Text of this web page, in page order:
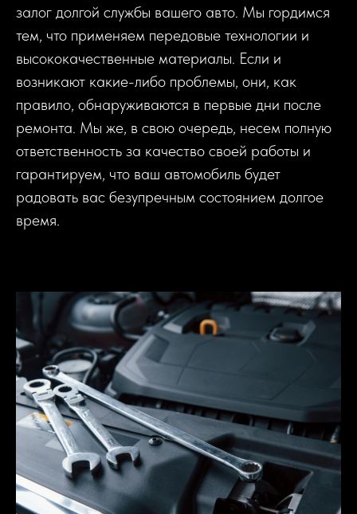
залог долгой службы вашего авто. Мы гордимся
тем, что применяем передовые технологии и
высококачественные материалы. Если и
возникают какие-либо проблемы, они, как
правило, обнаруживаются в первые дни после
ремонта. Мы же, в свою очередь, несем полную
ответственность за качество своей работы и
гарантируем, что ваш автомобиль будет
радовать вас безупречным состоянием долгое
время.